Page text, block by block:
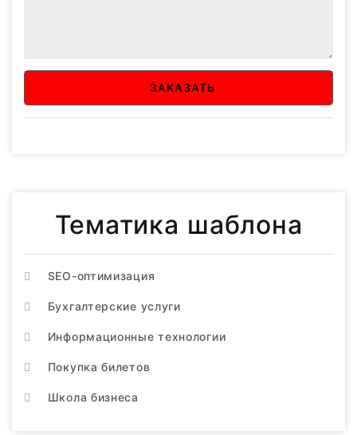
ЗАКАЗАТЬ
Тематика шаблона
SEO-оптимизация
Бухгалтерские услуги
Информационные технологии
Покупка билетов
Школа бизнеса